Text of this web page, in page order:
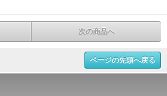
次の商品へ
ページの先頭へ戻る